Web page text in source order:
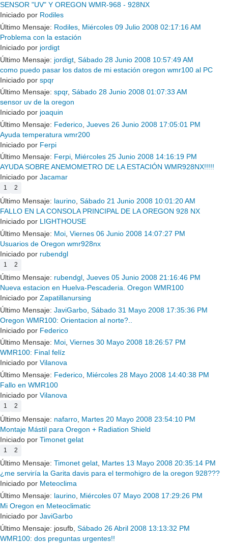
SENSOR "UV" Y OREGON WMR-968 - 928NX
Iniciado por Rodiles
Último Mensaje: Rodiles Miércoles 09 Julio 2008 02:17:16 AM
Problema con la estación
Iniciado por jordigt
Último Mensaje: jordigt Sábado 28 Junio 2008 10:57:49 AM
como puedo pasar los datos de mi estación oregon wmr100 al PC
Iniciado por spqr
Último Mensaje: spqr, Sábado 28 Junio 2008 01:07:33 AM
sensor uv de la oregon
Iniciado por joaquin
Último Mensaje: Federico Jueves 26 Junio 2008 17:05:01 PM
Ayuda temperatura wmr200
Iniciado por Ferpi
Último Mensaje: Ferpi, Miércoles 25 Junio 2008 14:16:19 PM
AYUDA SOBRE ANEMOMETRO DE LA ESTACIÓN WMR928NX!!!!!
Iniciado por Jacamar
1 2
Último Mensaje: laurino Sábado 21 Junio 2008 10:01:20 AM
FALLO EN LA CONSOLA PRINCIPAL DE LA OREGON 928 NX
Iniciado por LIGHTHOUSE
Último Mensaje: Moi Viernes 06 Junio 2008 14:07:27 PM
Usuarios de Oregon wmr928nx
Iniciado por rubendgl
1 2
Último Mensaje: rubendgl, Jueves 05 Junio 2008 21:16:46 PM
Nueva estacion en Huelva-Pescaderia. Oregon WMR100
Iniciado por Zapatillanursing
Último Mensaje: JaviGarbo Sábado 31 Mayo 2008 17:35:36 PM
Oregon WMR100: Orientacion al norte?..
Iniciado por Federico
Último Mensaje: Moi, Viernes 30 Mayo 2008 18:26:57 PM
WMR100: Final felíz
Iniciado por Vilanova
Último Mensaje: Federico Miércoles 28 Mayo 2008 14:40:38 PM
Fallo en WMR100
Iniciado por Vilanova
1 2
Último Mensaje: nafarro Martes 20 Mayo 2008 23:54:10 PM
Montaje Mástil para Oregon + Radiation Shield
Iniciado por Timonet gelat
1 2
Último Mensaje: Timonet gelat, Martes 13 Mayo 2008 20:35:14 PM
¿me serviría la Garita davis para el termohigro de la oregon 928???
Iniciado por Meteoclima
Último Mensaje: laurino Miércoles 07 Mayo 2008 17:29:26 PM
Mi Oregon en Meteoclimatic
Iniciado por JaviGarbo
Último Mensaje: josufb, Sábado 26 Abril 2008 13:13:32 PM
WMR100: dos preguntas urgentes!!